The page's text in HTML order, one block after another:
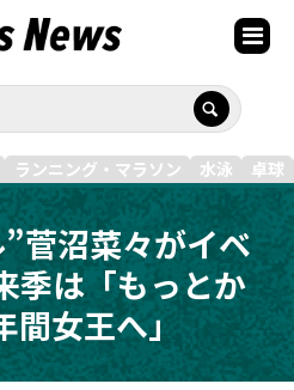
ランニング・マラソン 水泳 卓球
菅沼菜々がイベ
は「もっとか
女王へ」